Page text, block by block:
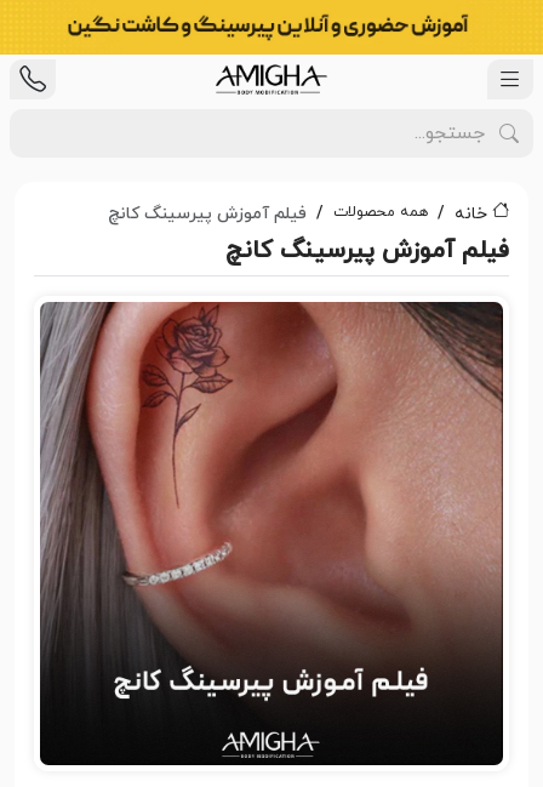
خانه همه محصولات فیلم آموزش پیرسینگ کانچ
فیلم آموزش پیرسینگ کانچ